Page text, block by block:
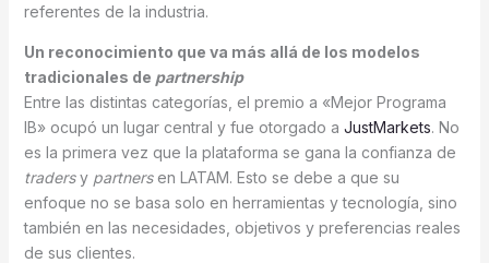
referentes de la industria.
Un reconocimiento que va más allá de los modelos
tradicionales de partnership
Entre las distintas categorías, el premio a «Mejor Programa
IB» ocupó un lugar central y fue otorgado a JustMarkets. No
es la primera vez que la plataforma se gana la confianza de
tradersy partnersen LATAM. Esto se debe a que su
enfoque no se basa solo en herramientas y tecnología, sino
también en las necesidades, objetivos y preferencias reales
de sus clientes.